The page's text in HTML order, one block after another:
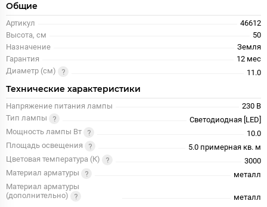
Общие
Артикул
46612
Высота, см
50
Назначение
Земля
Гарантия
12 меc
Диаметр (см)
11.0
Технические характеристики
Напряжение питания лампы
230 В
Тип лампы
Светодиодная [LED]
Мощность лампы Вт
10.0
Площадь освещения
5.0 примерная кв. м
Цветовая температура (К)
3000
Материал арматуры
металл
Материал арматуры
(дополнительно)
металл